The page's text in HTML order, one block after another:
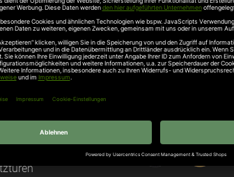
Über uns
Stellenangebote
Hersteller
Hörmann Türen